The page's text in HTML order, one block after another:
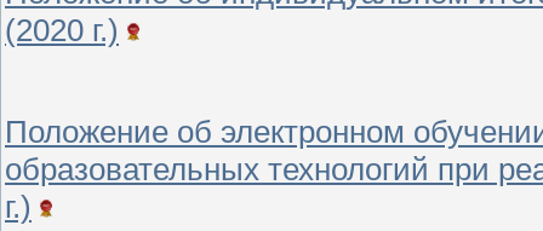
(2020 г.)
Положение об электронном
образовательных технологий при
г.)